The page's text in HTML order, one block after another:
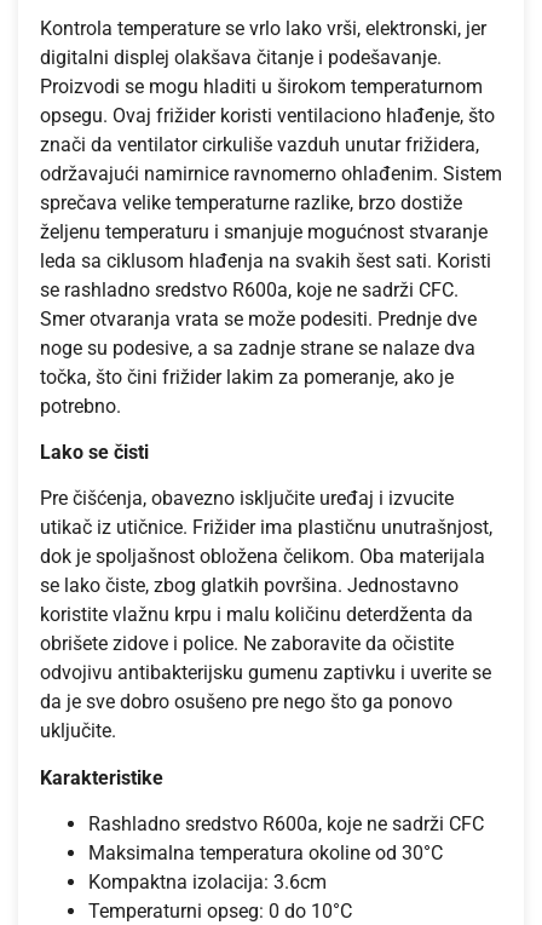
Kontrola temperature se vrlo lako vrši, elektronski, jer
digitalni displej olakšava čitanje i podešavanje.
Proizvodi se mogu hladiti u širokom temperaturnom
opsegu. Ovaj frižider koristi ventilaciono hlađenje, što
znači da ventilator cirkuliše vazduh unutar frižidera,
održavajući namirnice ravnomerno ohlađenim. Sistem
sprečava velike temperaturne razlike, brzo dostiže
željenu temperaturu i smanjuje mogućnost stvaranje
leda sa ciklusom hlađenja na svakih šest sati. Koristi
se rashladno sredstvo R600a, koje ne sadrži CFC.
Smer otvaranja vrata se može podesiti. Prednje dve
noge su podesive, a sa zadnje strane se nalaze dva
točka, što čini frižider lakim za pomeranje, ako je
potrebno.
Lako se čisti
Pre čišćenja, obavezno isključite uređaj i izvucite
utikač iz utičnice. Frižider ima plastičnu unutrašnjost,
dok je spoljašnost obložena čelikom. Oba materijala
se lako čiste, zbog glatkih površina. Jednostavno
koristite vlažnu krpu i malu količinu deterdženta da
obrišete zidove i police. Ne zaboravite da očistite
odvojivu antibakterijsku gumenu zaptivku i uverite se
da je sve dobro osušeno pre nego što ga ponovo
uključite.
Karakteristike
Rashladno sredstvo R600a, koje ne sadrži CFC
Maksimalna temperatura okoline od 30°C
Kompaktna izolacija: 3.6cm
Temperaturni opseg: 0 do 10°C